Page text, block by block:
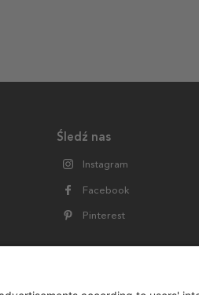
Śledź nas
Instagram
Facebook
Pinterest